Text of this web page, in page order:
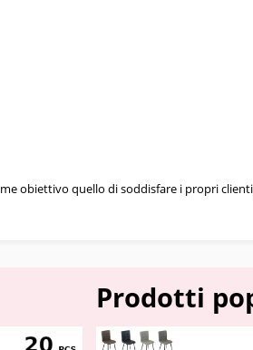
obiettivo quello di soddisfare i propri
Prodotti